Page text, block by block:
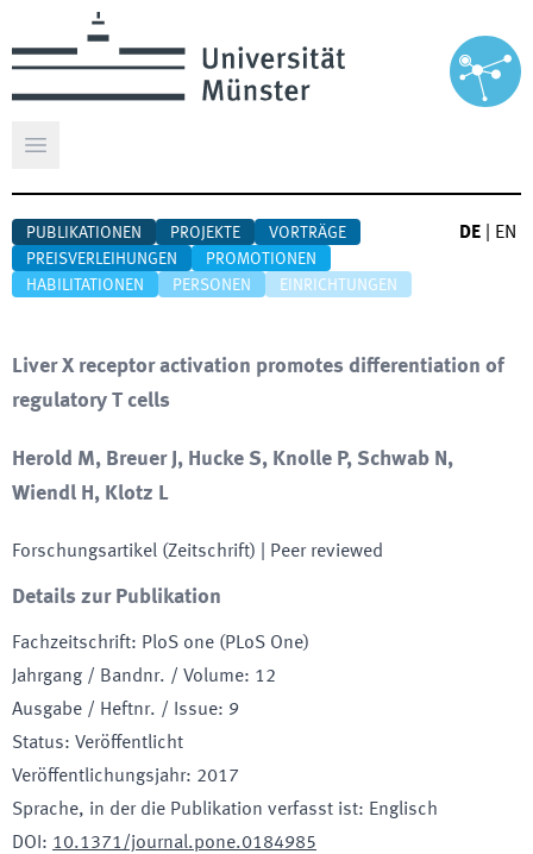
Hauptmenü öffnen
PUBLIKATIONEN PROJEKTE
VORTRÄGE
PREISVERLEIHUNGEN
PROMOTIONEN
HABILITATIONEN
PERSONEN EINRICHTUNGEN
DE EN
Liver X receptor activation promotes differentiation of
regulatory T cells
Herold M, Breuer J, Hucke S, Knolle P, Schwab N,
Wiendl H, Klotz L
Forschungsartikel (Zeitschrift) | Peer reviewed
Details zur Publikation
Fachzeitschrift: PloS one (PLoS One)
Jahrgang / Bandnr. / Volume: 12
Ausgabe / Heftnr. / Issue: 9
Status: Veröffentlicht
Veröffentlichungsjahr: 2017
Sprache, in der die Publikation verfasst ist: Englisch
DOI : 10.1371/journal.pone.0184985